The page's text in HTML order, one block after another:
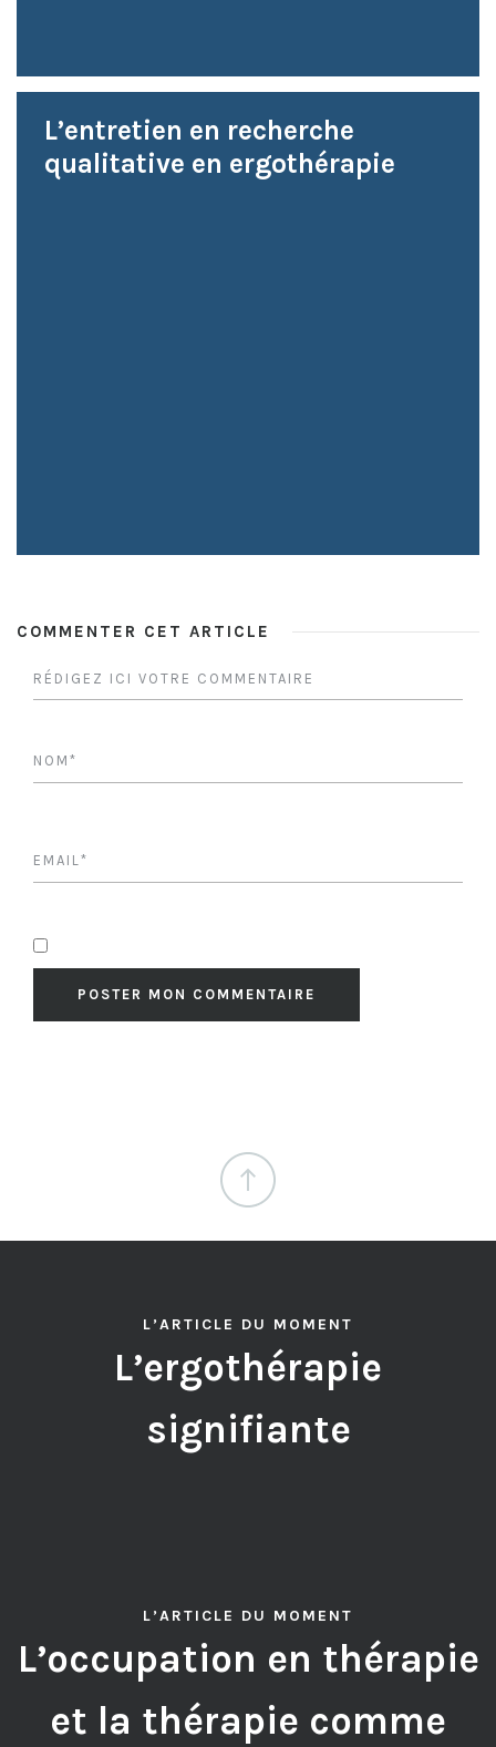
L’entretien en recherche
qualitative en ergothérapie
COMMENTER CET ARTICLE
L’ARTICLE DU MOMENT
L’ergothérapie
signifiante
L’ARTICLE DU MOMENT
L’occupation en thérapie
et la thérapie comme